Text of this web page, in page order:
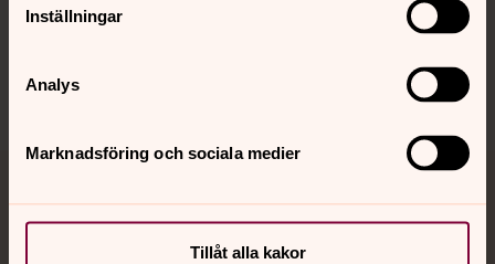
Inställningar
Analys
Marknadsföring och sociala medier
Tillåt alla kakor
Sociala kanaler
Jourhavande präst
Akut samtals- och krisstöd. Prata eller chatta anonymt